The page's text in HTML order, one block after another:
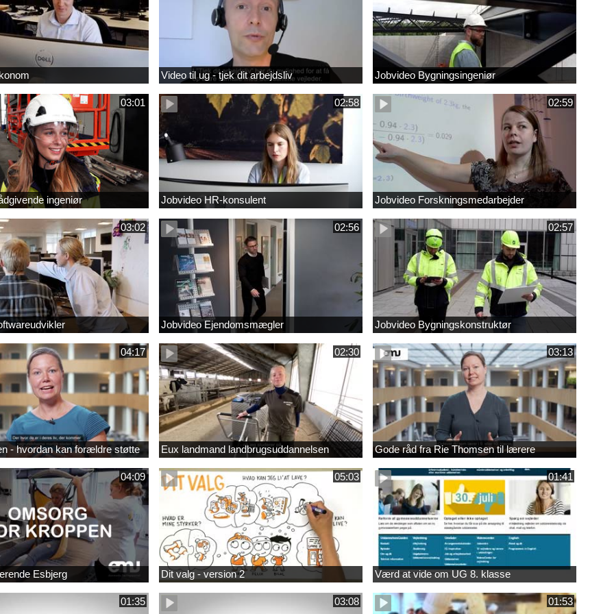
Video til ug - tjek dit arbejdsliv Jobvideo Bygningsingeniør
03:01
ingeniør
02:58
Jobvideo HR-konsulent
02:59
Jobvideo Forskningsmedarbejder
03:02 02:56
Jobvideo Ejendomsmægler
02:57
Jobvideo Bygningskonstruktør
04:17
- hvordan kan forældre støtte
02:30
Eux landmand landbrugsuddannelsen
03:13
Gode råd fra Rie Thomsen til lærere
04:09
Esbjerg
05:03
Dit valg - version 2
01:41
Værd at vide om UG 8. klasse
01:35 03:08 01:53